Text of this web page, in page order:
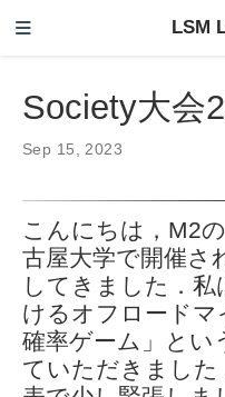
LSM
Society大会
Sep 15, 2023
こんにちは，M2
古屋大学で開催さ
してきました．
けるオフロードマ
確率ゲーム」とい
ていただきました